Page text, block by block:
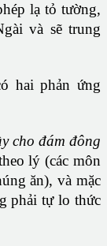
lạ tỏ tường,
và sẽ trung
hai phản ứng
cho đám đông
lý (các môn
ăn), và mặc
phải tự lo thức